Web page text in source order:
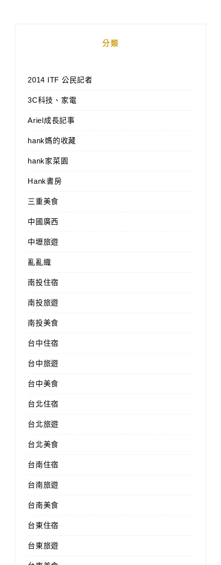
分類
2014 ITF 公民記者
3C科技、家電
Ariel成長記事
hank媽的收藏
hank家菜園
Hank書房
三重美食
中國廣西
中壢旅遊
亂亂織
南投住宿
南投旅遊
南投美食
台中住宿
台中旅遊
台中美食
台北住宿
台北旅遊
台北美食
台南住宿
台南旅遊
台南美食
台東住宿
台東旅遊